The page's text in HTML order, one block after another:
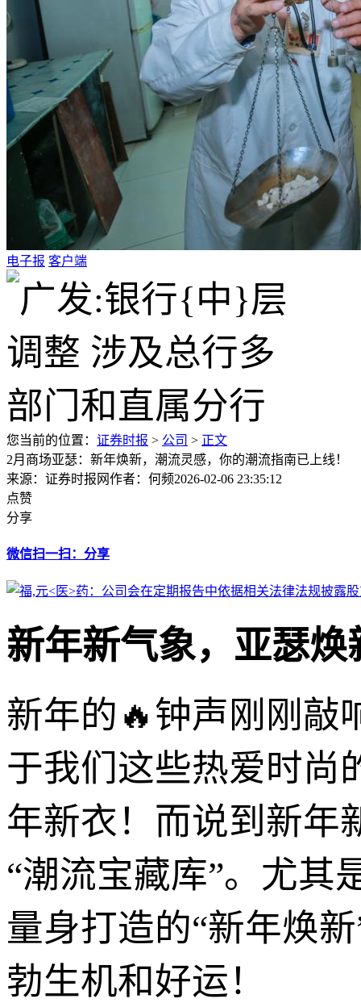
电子报 客户端
您当前的位置： 证券时报 > 公司 > 正文
2月商场亚瑟：新年焕新，潮流灵感，你的潮流指南已上线！
来源：证券时报网作者：何频2026-02-06 23:35:12
点赞
分享
微信扫一扫：分享
新年新气象，亚瑟
新年的🔥钟声刚刚敲
于我们这些热爱时尚
年新衣！而说到新年
“潮流宝藏库”。尤其
量身打造的“新年焕
勃生机和好运！